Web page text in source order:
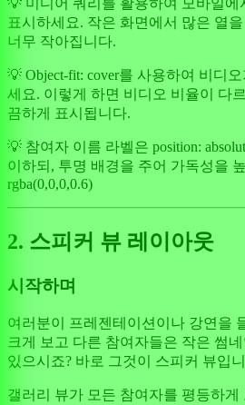
표시하세요. 작은 화면에서 많은 열
너무 작아집니다.
💡 Object-fit: cover를 사용하여 비디
세요. 이렇게 하면 비디오 비율이 다
끔하게 표시됩니다.
💡 참여자 이름 라벨은 position:
이하되, 투명 배경을 주어 가독성을
rgba(0,0,0,0.6)
2. 스피커 뷰 레이아웃
시작하며
여러분이 프레젠테이션이나 강연을
크게 보고 다른 참여자들은 작은 썸
있으시죠? 바로 그것이 스피커 뷰입
갤러리 뷰가 모든 참여자를 평등하